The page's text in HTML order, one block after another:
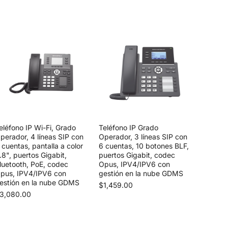
IP Wi-Fi, Grado
4 líneas SIP con
pantalla a color
puertos Gigabit,
PoE, codec
IPV4/IPV6 con
en la nube GDMS
Teléfono IP Grado
Operador, 3 líneas SIP con
6 cuentas, 10 botones BLF,
puertos Gigabit, codec
Opus, IPV4/IPV6 con
gestión en la nube GDMS
$1,459.00